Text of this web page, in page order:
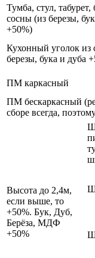
Тумба, стул, табурет,
сосны (из березы,
+50%)
Кухонный уголок из
березы, бука и дуба
ПМ каркасный
ПМ бескаркасный
сборе всегда,
Высота до 2,4м,
если выше, то
+50%. Бук, Дуб,
Берёза, МДФ
+50%